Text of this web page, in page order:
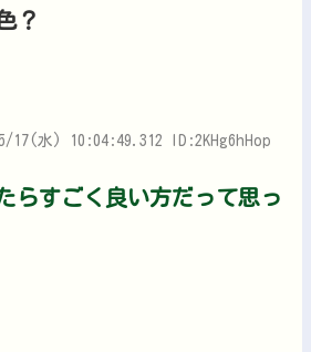
？
17(水) 10:04:49.312 ID:2KHg6hHop
らすごく良い方だって思っ